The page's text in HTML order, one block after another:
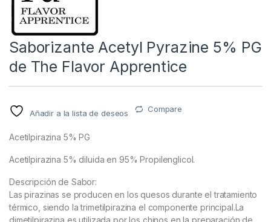
Saborizante Acetyl Pyrazine 5% PG
de The Flavor Apprentice
Añadir a la lista de deseos Compare
Acetilpirazina 5% PG
Acetilpirazina 5% diluida en 95% Propilenglicol.
Descripción de Sabor:
Las pirazinas se producen en los quesos durante el tratamiento
térmico, siendo la trimetilpirazina el componente principal.La